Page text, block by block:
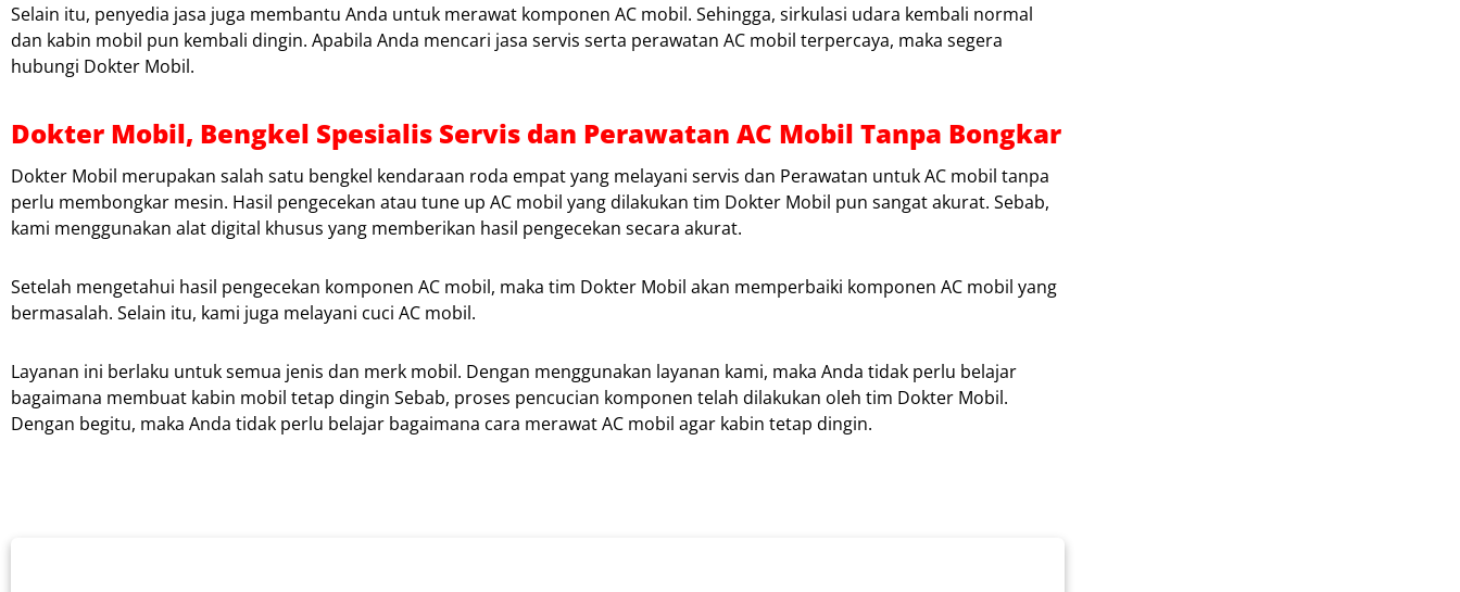
Selain itu, penyedia jasa juga membantu Anda untuk merawat komponen AC mobil. Sehingga, sirkulasi udara kembali normal
dan kabin mobil pun kembali dingin. Apabila Anda mencari jasa servis serta perawatan AC mobil terpercaya, maka segera
hubungi Dokter Mobil.
Dokter Mobil, Bengkel Spesialis Servis dan Perawatan AC Mobil Tanpa Bongkar
Dokter Mobil merupakan salah satu bengkel kendaraan roda empat yang melayani servis dan Perawatan untuk AC mobil tanpa
perlu membongkar mesin. Hasil pengecekan atau tune up AC mobil yang dilakukan tim Dokter Mobil pun sangat akurat. Sebab,
kami menggunakan alat digital khusus yang memberikan hasil pengecekan secara akurat.
Setelah mengetahui hasil pengecekan komponen AC mobil, maka tim Dokter Mobil akan memperbaiki komponen AC mobil yang
bermasalah. Selain itu, kami juga melayani cuci AC mobil.
Layanan ini berlaku untuk semua jenis dan merk mobil. Dengan menggunakan layanan kami, maka Anda tidak perlu belajar
bagaimana membuat kabin mobil tetap dingin Sebab, proses pencucian komponen telah dilakukan oleh tim Dokter Mobil.
Dengan begitu, maka Anda tidak perlu belajar bagaimana cara merawat AC mobil agar kabin tetap dingin.